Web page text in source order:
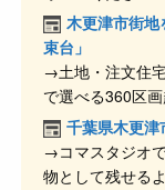
o
o
k
木更津市街
束台」
→土地・注文住
で選べる360区
千葉県木更津
→コマスタジオ
物として残せる